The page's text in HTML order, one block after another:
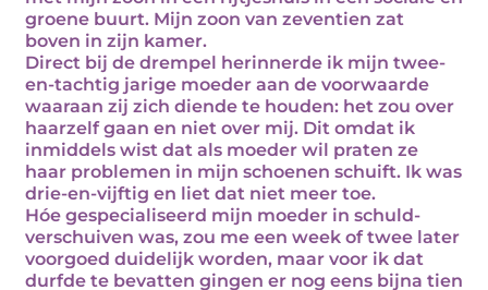
groene buurt. Mijn zoon van zeventien zat
boven in zijn kamer.
Direct bij de drempel herinnerde ik mijn twee-
en-tachtig jarige moeder aan de voorwaarde
waaraan zij zich diende te houden: het zou over
haarzelf gaan en niet over mij. Dit omdat ik
inmiddels wist dat als moeder wil praten ze
haar problemen in mijn schoenen schuift. Ik was
drie-en-vijftig en liet dat niet meer toe.
Hóe gespecialiseerd mijn moeder in schuld-
verschuiven was, zou me een week of twee later
voorgoed duidelijk worden, maar voor ik dat
durfde te bevatten gingen er nog eens bijna tien